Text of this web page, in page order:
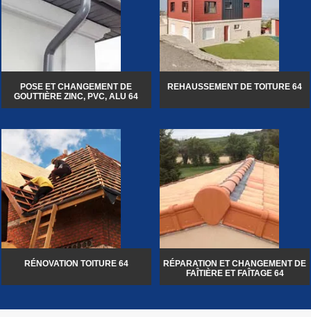
POSE ET CHANGEMENT DE
GOUTTIÈRE ZINC, PVC, ALU 64
REHAUSSEMENT DE TOITURE 64
RÉNOVATION TOITURE 64
RÉPARATION ET CHANGEMENT DE
FAÎTIÈRE ET FAÎTAGE 64